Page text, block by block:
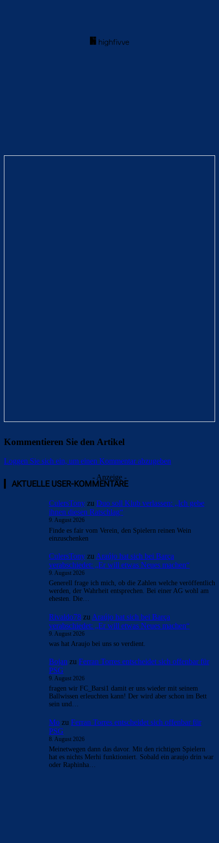
Kommentieren Sie den Artikel
Loggen Sie sich ein, um einen Kommentar abzugeben
Überspringen
Überspringen
- Anzeige -
AKTUELLE USER-KOMMENTARE
CulersTonyzuDuo soll Klub verlassen: „Ich gebe
ihnen diesen Ratschlag“
9. August 2026
einzuschenken
CulersTony
verabschiedet: „Er will etwas Neues machen“
9. August 2026
Generell frage ich mich, ob die Zahlen welche veröffentlich